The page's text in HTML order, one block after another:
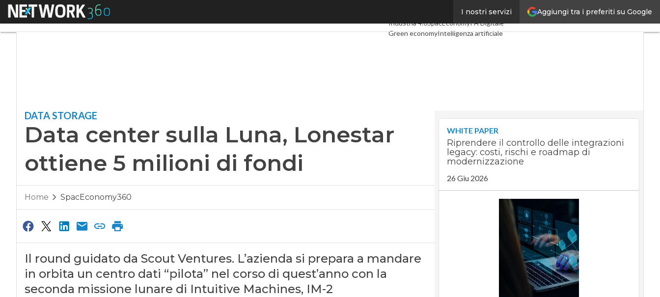
Aggiungi tra i preferiti su Google
I nostri servizi
Menu Digital EconomyTelco
Industria 4.0SpacEconomyPA Digitale
Green economyIntelligenza artificiale
DATA STORAGE
Data center sulla Luna, Lonestar
ottiene 5 milioni di fondi
Home SpacEconomy360
Il round guidato da Scout Ventures. L’azienda si prepara a mandare
in orbita un centro dati “pilota” nel corso di quest’anno con la
seconda missione lunare di Intuitive Machines, IM-2
WHITE PAPER
Riprendere il controllo delle integrazioni
legacy: costi, rischi e roadmap di
modernizzazione
26 Giu 2026